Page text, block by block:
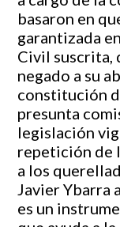
basaron en
garantizada
Civil suscrita,
negado a su
constitución
presunta
legislación
repetición de
a los
Javier Ybarra
es un